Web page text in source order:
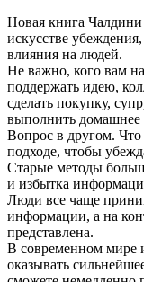
Новая книга
искусстве
влияния на людей.
Не важно, кого вам
поддержать идею,
сделать покупку,
выполнить домашнее
Вопрос в другом.
подходе, чтобы
Старые методы
и избытка
Люди все чаще
информации, а на
представлена.
В современном мире
оказывать